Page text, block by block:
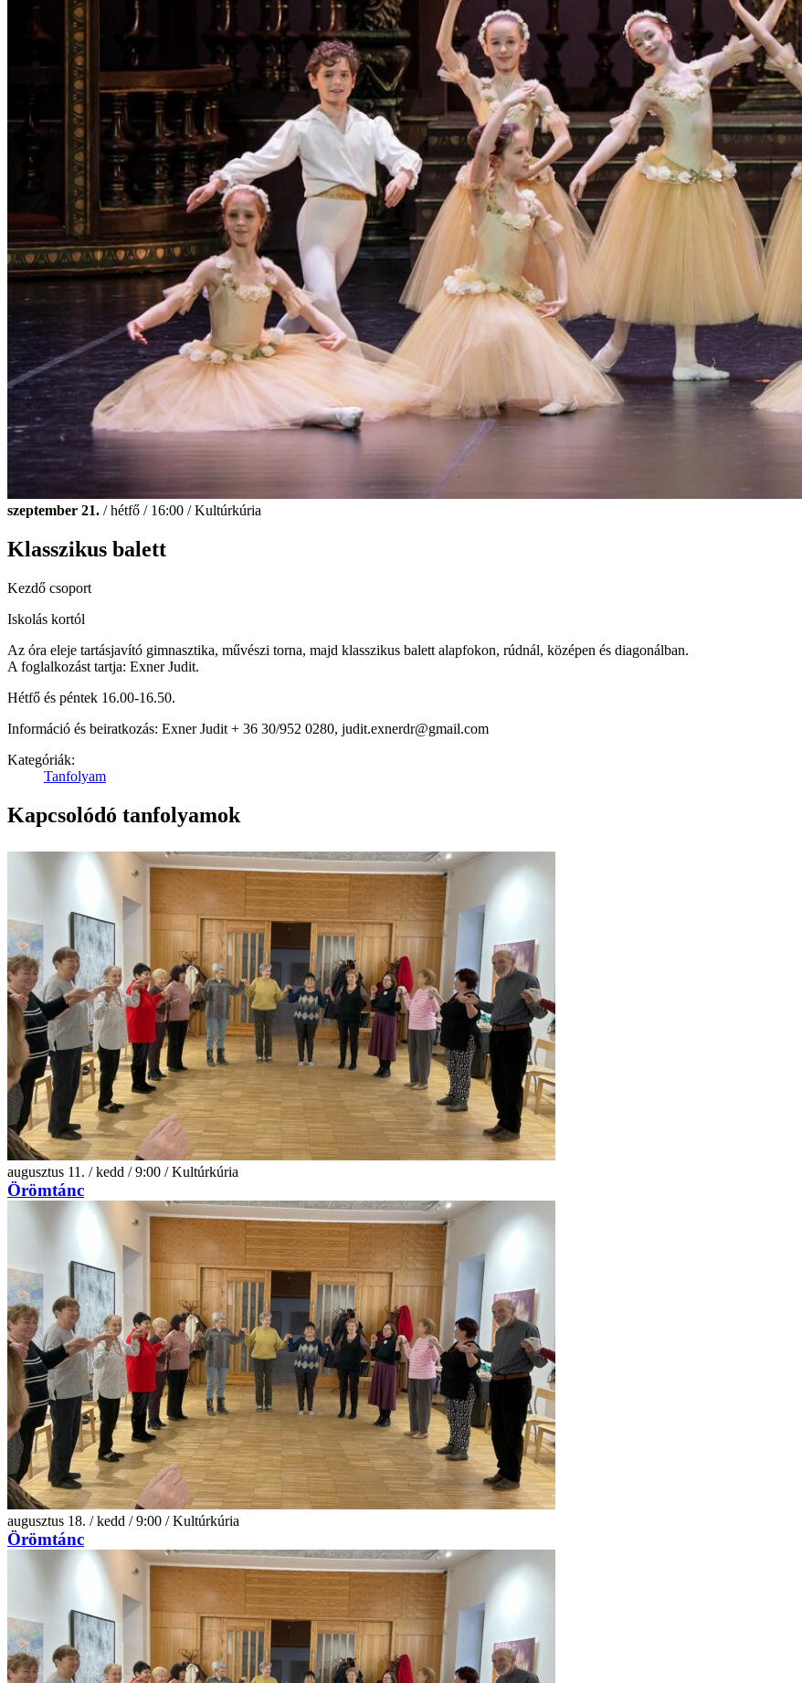
szeptember 21. / hétfő / 16:00 / Kultúrkúria
Klasszikus balett
Kezdő csoport
Iskolás kortól
Az óra eleje tartásjavító gimnasztika, művészi torna, majd klasszikus balett alapfokon, rúdnál, középen és diagonálban.
A foglalkozást tartja: Exner Judit.
Hétfő és péntek 16.00-16.50.
Információ és beiratkozás: Exner Judit + 36 30/952 0280, judit.exnerdr@gmail.com
Kategóriák:
Tanfolyam
Kapcsolódó tanfolyamok
augusztus 11. / kedd / 9:00 / Kultúrkúria
Örömtánc
augusztus 18. / kedd / 9:00 / Kultúrkúria
Örömtánc